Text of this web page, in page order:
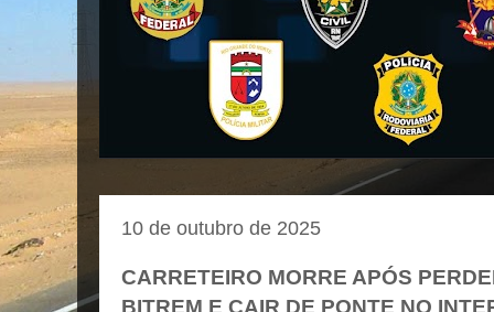
10 de outubro de 2025
CARRETEIRO MORRE APÓS
BITREM E CAIR DE PONTE NO